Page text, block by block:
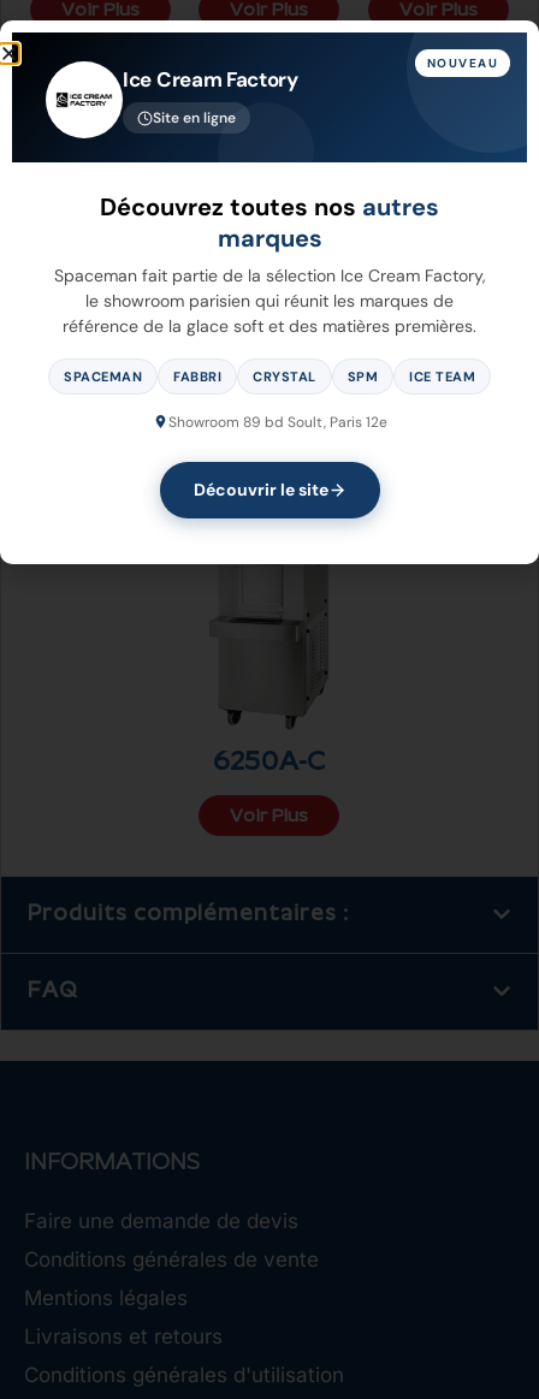
Voir Plus Voir Plus Voir Plus
6228A-C 6235A-C
Voir Plus
6240
6250A-C
Voir Plus
Produits complémentaires :
FAQ
INFORMATIONS
Faire une demande de devis
Conditions générales de vente
Mentions légales
Livraisons et retours
Conditions générales d'utilisation
NOUVEAU
Ice Cream Factory
Site en ligne
Découvrez toutes nos autres
marques
Spaceman fait partie de la sélection Ice Cream Factory,
le showroom parisien qui réunit les marques de
référence de la glace soft et des matières premières.
SPACEMAN FABBRI CRYSTAL SPM ICE TEAM
Showroom 89 bd Soult, Paris 12e
Découvrir le site